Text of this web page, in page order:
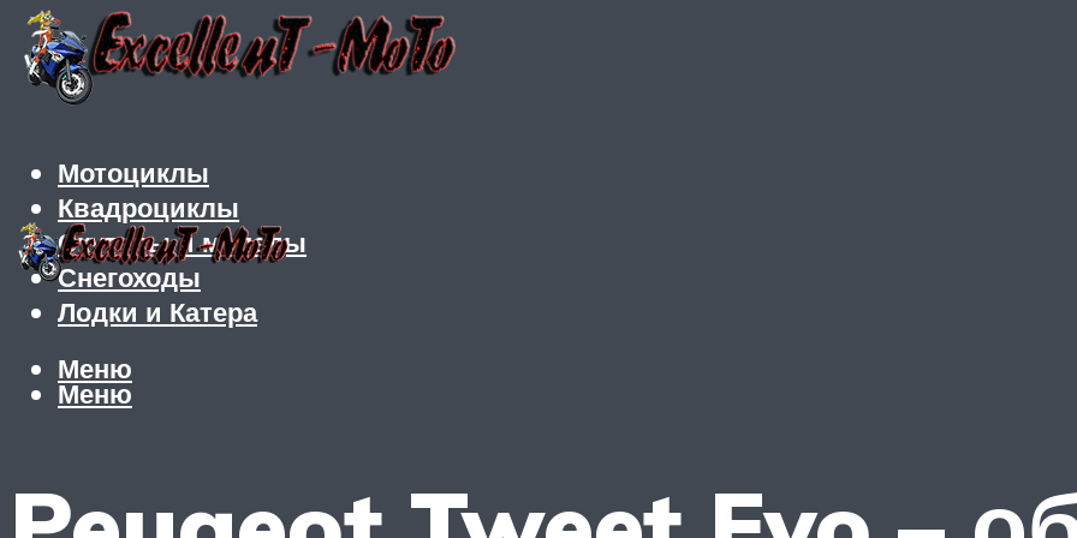
Мотоциклы
Квадроциклы
Скутеры и мопеды
Снегоходы
Лодки и Катера
Меню
Меню